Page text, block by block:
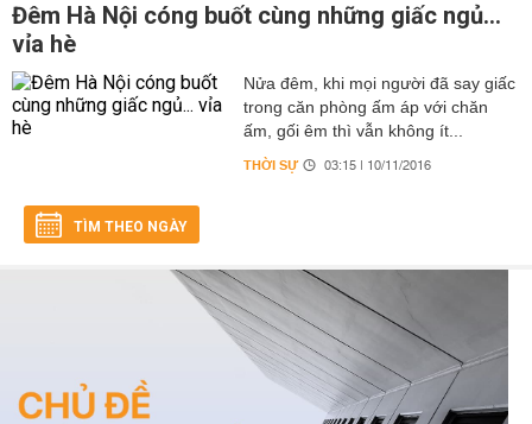
Đêm Hà Nội cóng buốt cùng những giấc ngủ...
vỉa hè
Nửa đêm, khi mọi người đã say giấc
trong căn phòng ấm áp với chăn
ấm, gối êm thì vẫn không ít...
THỜI SỰ 03:15 | 10/11/2016
TÌM THEO NGÀY